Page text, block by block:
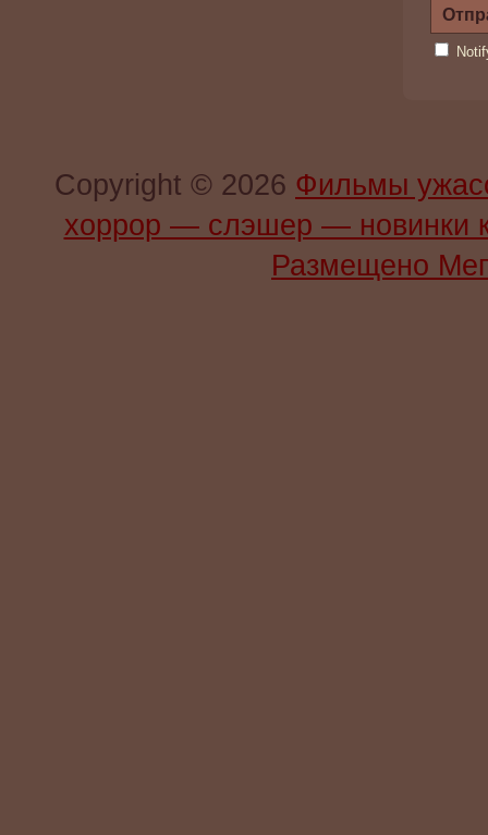
Copyright © 2026 Фильмы
хоррор — слэшер —
Размещено